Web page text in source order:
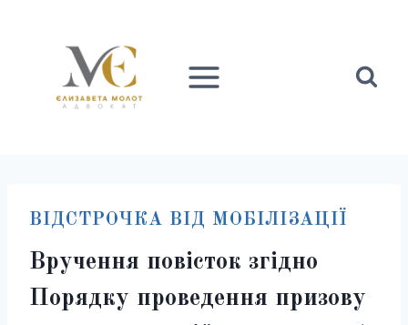
ВІДСТРОЧКА ВІД МОБІЛІЗАЦІЇ
Вручення повісток згідно
Порядку проведення призову